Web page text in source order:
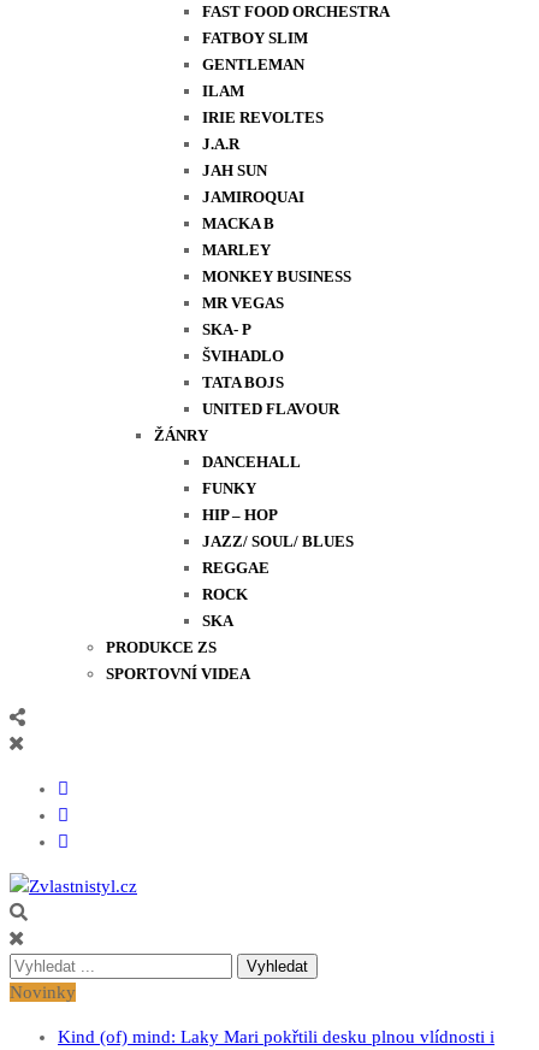
FAST FOOD ORCHESTRA
FATBOY SLIM
GENTLEMAN
ILAM
IRIE REVOLTES
J.A.R
JAH SUN
JAMIROQUAI
MACKA B
MARLEY
MONKEY BUSINESS
MR VEGAS
SKA- P
ŠVIHADLO
TATA BOJS
UNITED FLAVOUR
ŽÁNRY
DANCEHALL
FUNKY
HIP – HOP
JAZZ/ SOUL/ BLUES
REGGAE
ROCK
SKA
PRODUKCE ZS
SPORTOVNÍ VIDEA
Zvlastnistyl.cz
Pramen kultury, zábavy a životního stylu
Vyhledávání
pro:
Novinky
Kind (of) mind: Laky Mari pokřtili desku plnou vlídnosti i